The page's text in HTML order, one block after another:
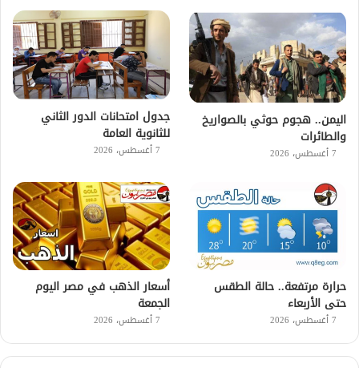
اليمن.. هجوم حوثي بالصواريخ
والطائرات
7 أغسطس، 2026
جدول امتحانات الدور الثاني
للثانوية العامة
7 أغسطس، 2026
حرارة مرتفعة.. حالة الطقس
حتى الأربعاء
7 أغسطس، 2026
أسعار الذهب في مصر اليوم
الجمعة
7 أغسطس، 2026